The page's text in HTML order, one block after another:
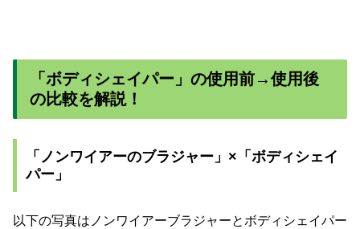
「ボディシェイパー」の使用前→使用後
の比較を解説！
「ノンワイアーのブラジャー」×「ボディシェイ
パー」
以下の写真はノンワイアーブラジャーとボディシェイパー